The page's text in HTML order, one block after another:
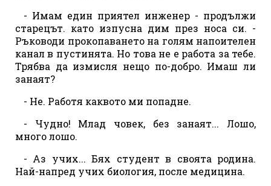
- Имам един приятел инженер - продължи
старецът. като изпусна дим през носа си. -
Ръководи прокопаването на голям напоителен
канал в пустинята. Но това не е работа за тебе.
Трябва да измисля нещо по-добро. Имаш ли
занаят?
- Не. Работя каквото ми попадне.
- Чудно! Млад човек, без занаят... Лошо,
много лошо.
- Аз учих... Бях студент в своята родина.
Най-напред учих биология, после медицина.